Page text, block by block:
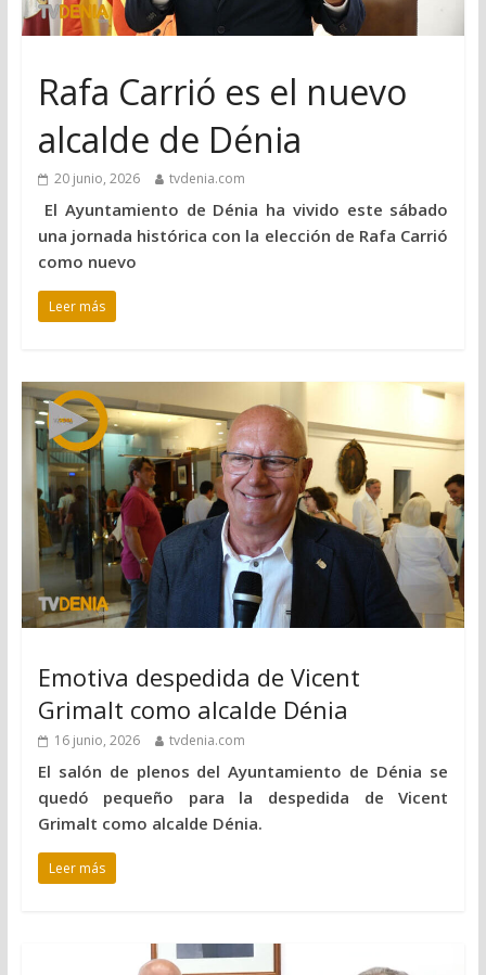
Rafa Carrió es el nuevo
alcalde de Dénia
20 junio, 2026 tvdenia.com
El Ayuntamiento de Dénia ha vivido este sábado
una jornada histórica con la elección de Rafa Carrió
como nuevo
Leer más
Emotiva despedida de Vicent
Grimalt como alcalde Dénia
16 junio, 2026 tvdenia.com
El salón de plenos del Ayuntamiento de Dénia se
quedó pequeño para la despedida de Vicent
Grimalt como alcalde Dénia.
Leer más